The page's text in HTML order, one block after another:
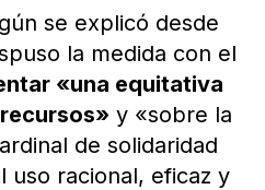
se explicó desde
la medida con el
«una equitativa
y «sobre la
de solidaridad
uso racional, eficaz y